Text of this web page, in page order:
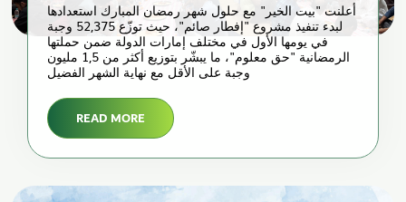
أعلنت "بيت الخير" مع حلول شهر رمضان المبارك استعدادها
لبدء تنفيذ مشروع "إفطار صائم"، حيث توزّع 52,375 وجبة
في يومها الأول في مختلف إمارات الدولة ضمن حملتها
الرمضانية "حق معلوم"، ما يبشّر بتوزيع أكثر من 1,5 مليون
وجبة على الأقل مع نهاية الشهر الفضيل
READ MORE